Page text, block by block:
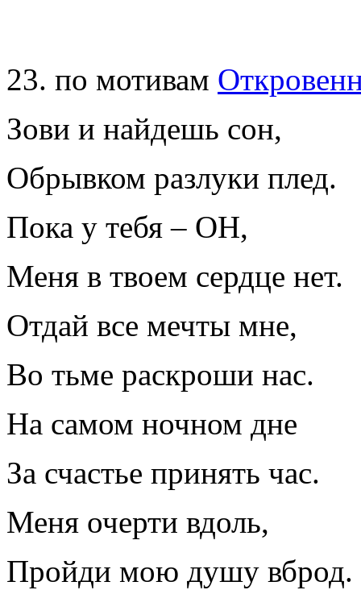
23. по мотивам
Зови и найдешь сон,
Обрывком разлуки плед.
Пока у тебя – ОН,
Меня в твоем сердце нет.
Отдай все мечты мне,
Во тьме раскроши нас.
На самом ночном дне
За счастье принять час.
Меня очерти вдоль,
Пройди мою душу